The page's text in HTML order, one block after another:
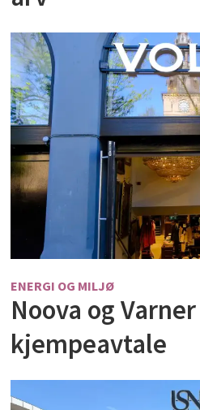
ENERGI OG MILJØ
Noova og
kjempeavtale